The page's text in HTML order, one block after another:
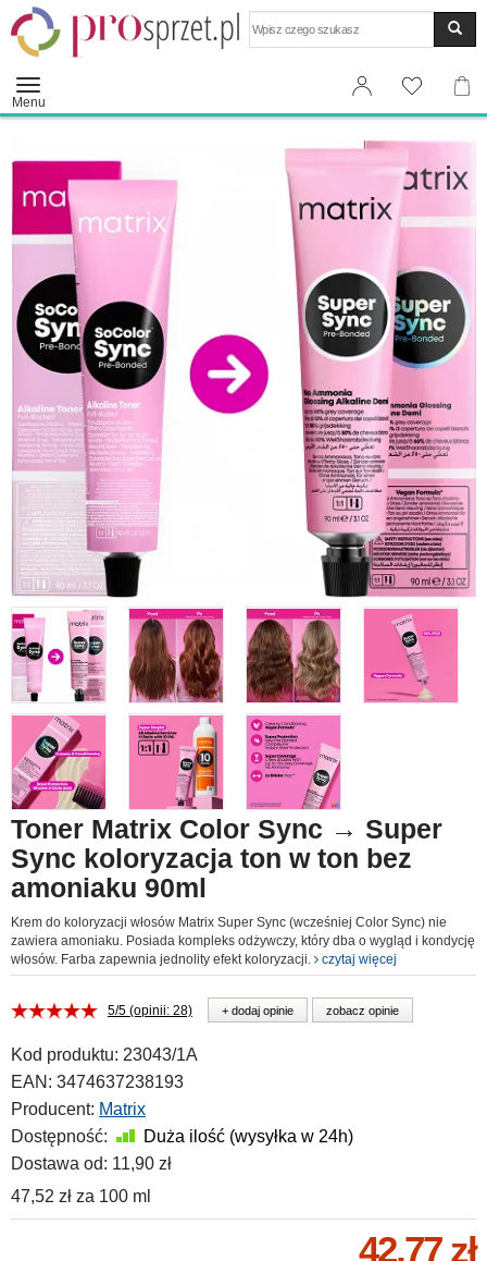
Menu
Toner Matrix Color Sync → Super
Sync koloryzacja ton w ton bez
amoniaku 90ml
Krem do koloryzacji włosów Matrix Super Sync (wcześniej Color Sync) nie
zawiera amoniaku. Posiada kompleks odżywczy, który dba o wygląd i kondycję
włosów. Farba zapewnia jednolity efekt koloryzacji.
czytaj więcej
5/5 (opinii: 28) + dodaj opinie zobacz opinie
Kod produktu: 23043/1A
EAN: 3474637238193
Producent: Matrix
Dostępność:
Duża ilość (wysyłka w 24h)
Dostawa od: 11,90 zł
47,52 zł za 100 ml
42,77 zł